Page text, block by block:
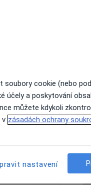
Pokud to
soubory cookie (nebo
účely a poskytování
můžete kdykoli
v zásadách ochrany
nastavení